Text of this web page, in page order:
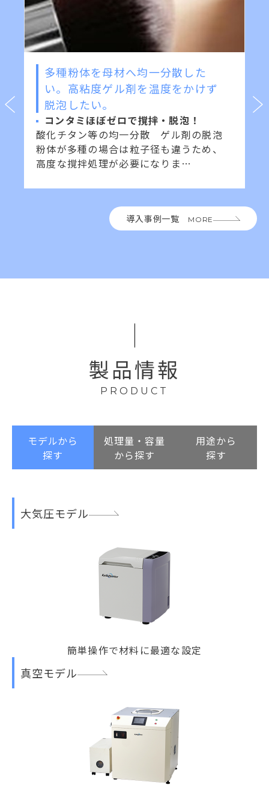
多種粉体を母材へ均一分散した
い。高粘度ゲル剤を温度をかけず
脱泡したい。
コンタミほぼゼロで撹拌・脱泡！
酸化チタン等の均一分散 ゲル剤の脱泡
粉体が多種の場合は粒子径も違うため、
高度な撹拌処理が必要になりま…
導入事例一覧 MORE
製品情報
PRODUCT
モデルから
探す
処理量・容量
から探す
用途から
探す
大気圧モデル
簡単操作で材料に最適な設定
真空モデル